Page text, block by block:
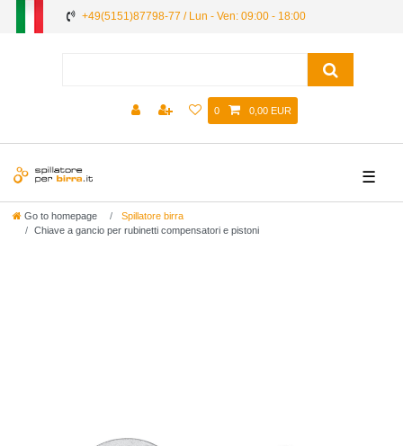
+49(5151)87798-77 / Lun - Ven: 09:00 - 18:00
0 0,00 EUR
☰
Go to homepage
Spillatore birra
Chiave a gancio per rubinetti compensatori e pistoni